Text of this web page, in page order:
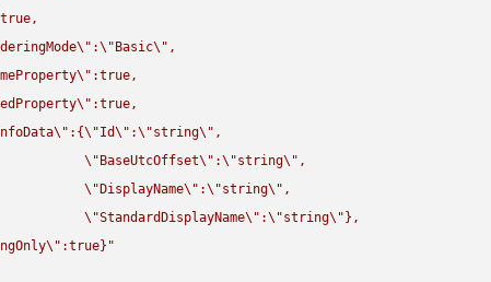
\" :\" Basic\" ,
\" :true,
\" :true,
\" :{\"Id\" :\"string\" ,
\" BaseUtcOffset\" :\"string\" ,
\" DisplayName\" :\"string\" ,
\"StandardDisplayName\" :\"string\" },
\" :true}"